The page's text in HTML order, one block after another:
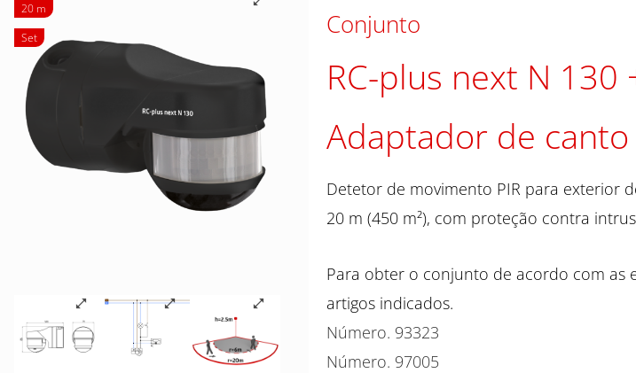
20 m
Set
Conjunto
RC-plus next N 130
Adaptador de
Detetor de movimento PIR para exterior
20 m (450 m²), com proteção contra
Para obter o conjunto de acordo com as
artigos indicados.
Número. 93323
Número. 97005